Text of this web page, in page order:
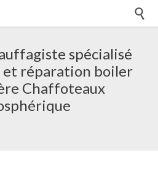

spécialisé
réparation boiler
Chaffoteaux